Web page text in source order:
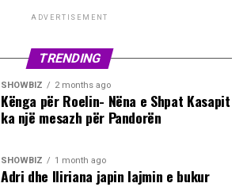
ADVERTISEMENT
TRENDING
SHOWBIZ 2 months ago
Kënga për Roelin- Nëna e Shpat Kasapit
ka një mesazh për Pandorën
SHOWBIZ 1 month ago
Adri dhe Iliriana japin lajmin e bukur